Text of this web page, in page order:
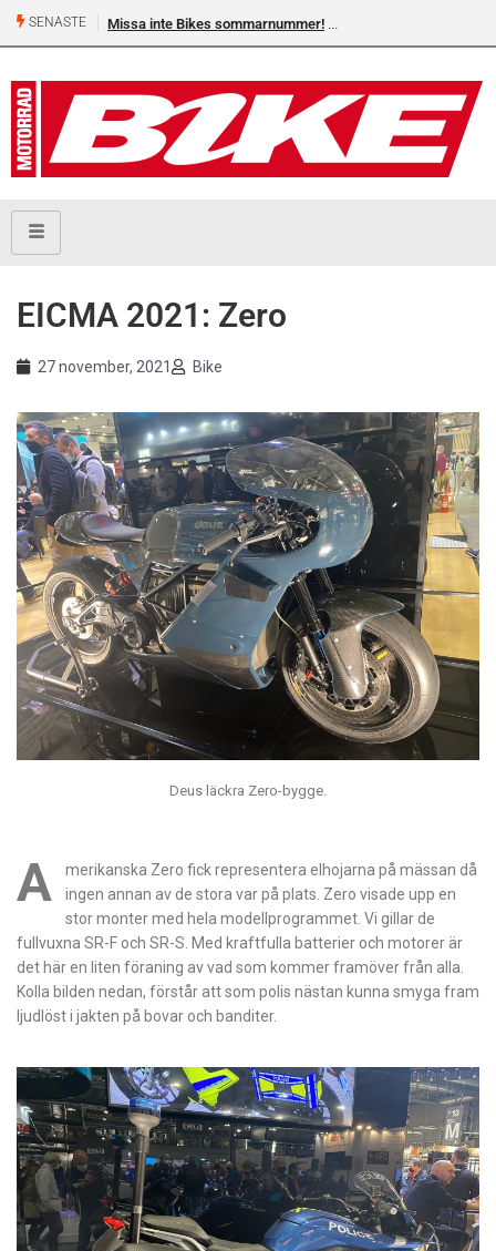
SENASTE Missa inte Bikes sommarnummer!
EICMA 2021: Zero
27 november, 2021 Bike
Deus läckra Zero-bygge.
A
merikanska Zero fick representera elhojarna på mässan då
ingen annan av de stora var på plats. Zero visade upp en
stor monter med hela modellprogrammet. Vi gillar de
fullvuxna SR-F och SR-S. Med kraftfulla batterier och motorer är
det här en liten föraning av vad som kommer framöver från alla.
Kolla bilden nedan, förstår att som polis nästan kunna smyga fram
ljudlöst i jakten på bovar och banditer.